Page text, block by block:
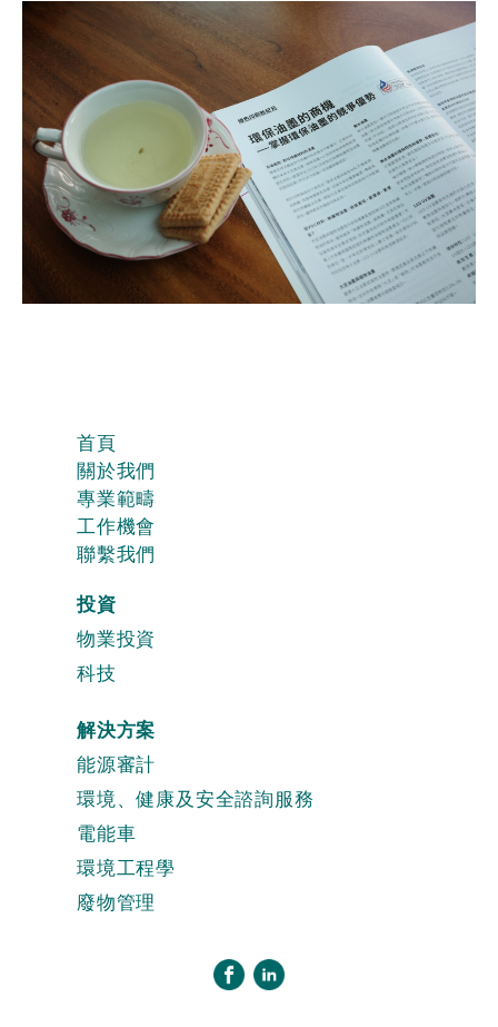
投資
物業投資
科技
解決方案
能源審計
環境、健康及安全諮詢服務
電能車
環境工程學
廢物管理
首頁
關於我們
專業範疇
工作機會
聯繫我們